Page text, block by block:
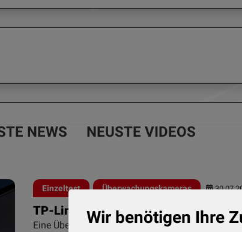
NEWS NEUSTE VIDEOS
Einzeltest Überwachungskameras
TP-Link - Tapo C575D
Eine Überwachungskamera sorgt für mehr
Wir benötigen Ihre